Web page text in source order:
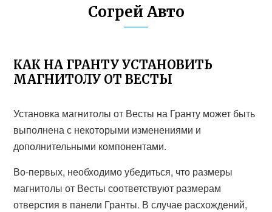
Согрей Авто
КАК НА ГРАНТУ УСТАНОВИТЬ
МАГНИТОЛУ ОТ ВЕСТЫ
Установка магнитолы от Весты на Гранту может быть
выполнена с некоторыми изменениями и
дополнительными компонентами.
Во-первых, необходимо убедиться, что размеры
магнитолы от Весты соответствуют размерам
отверстия в панели Гранты. В случае расхождений,